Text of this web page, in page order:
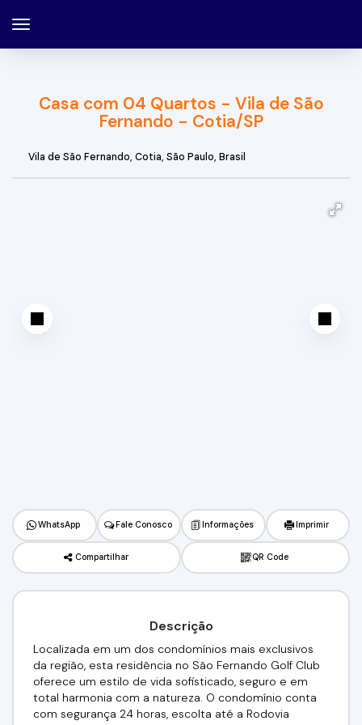
Casa com 04 Quartos - Vila de São
Fernando - Cotia/SP
Vila de São Fernando, Cotia, São Paulo, Brasil
WhatsApp Fale Conosco Informações Imprimir
Compartilhar QR Code
Descrição
Localizada em um dos condomínios mais exclusivos
da região, esta residência no São Fernando Golf Club
oferece um estilo de vida sofisticado, seguro e em
total harmonia com a natureza. O condomínio conta
com segurança 24 horas, escolta até a Rodovia